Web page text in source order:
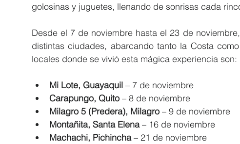
golosinas y juguetes, llenando de sonrisas cada
Desde el 7 de noviembre hasta el 23 de
distintas ciudades, abarcando tanto la Costa
locales donde se vivió esta mágica experiencia son:
Mi Lote, Guayaquil – 7 de noviembre
Carapungo, Quito – 8 de noviembre
Milagro 5 (Predera), Milagro – 9 de noviembre
Montañita, Santa Elena – 16 de noviembre
Machachi, Pichincha – 21 de noviembre